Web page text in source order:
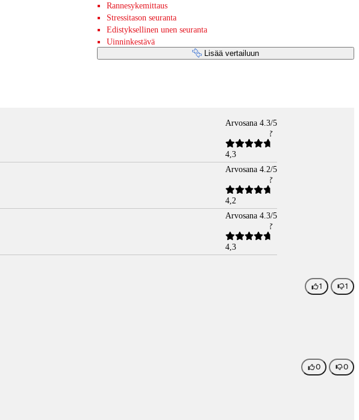
Rannesykemittaus
Stressitason seuranta
Edistyksellinen unen seuranta
Uinninkestävä
Lisää vertailuun
Arvosana 4.3/5
4,3
Arvosana 4.2/5
4,2
Arvosana 4.3/5
4,3
1 1
0 0